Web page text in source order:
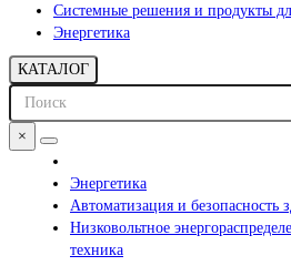
Системные решения и продукты
Энергетика
КАТАЛОГ
×
Энергетика
Автоматизация и безопасность
Низковольтное
техника